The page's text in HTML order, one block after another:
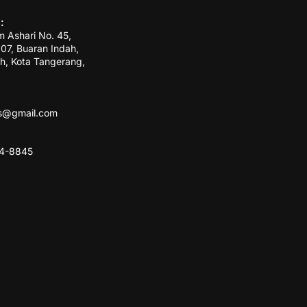
Ashari No. 45,
Buaran Indah,
Kota Tangerang,
8845